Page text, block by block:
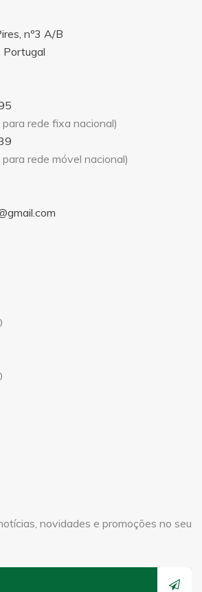
nº3 A/B
rede fixa nacional)
rede móvel nacional)
novidades e promoções no seu